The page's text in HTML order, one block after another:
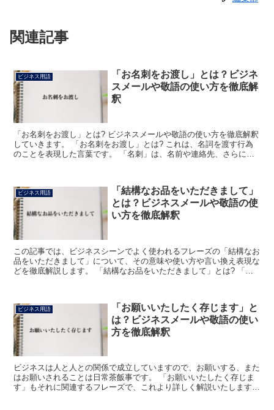
関連記事
ビジネス用語
「お名刺をお渡し」とは？ビジネ
スメールや敬語の使い方を徹底解
釈
「お名刺をお渡し」とは? ビジネスメールや敬語の使い方を徹底解釈
していきます。 「お名刺をお渡し」とは? これは、名詞を渡す行為
のことを表現した言葉です。 「名刺」は、名前や連絡先、さらには
ビジネス用語
「結構なお品をいただきまして」
とは？ビジネスメールや敬語の使
い方を徹底解釈
この記事では、ビジネスシーンでよく使われるフレーズの「結構なお
品をいただきまして」について、その意味や使い方や言い換え表現な
どを徹底解説します。 「結構なお品をいただきまして」とは? 「結
ビジネス用語
「お願いいたしたく存じます」と
は？ビジネスメールや敬語の使い
方を徹底解釈
ビジネスは人と人との関係で成立していますので、お願いする、また
はお願いされることは日常茶飯事です。 「お願いいたしたく存じま
す」もそれに関連するフレーズで、これより詳しく解説いたします。